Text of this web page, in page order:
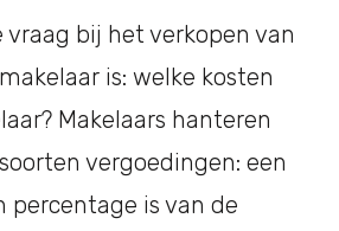
vraag bij het verkopen van
is: welke kosten
Makelaars hanteren
vergoedingen: een
percentage is van de